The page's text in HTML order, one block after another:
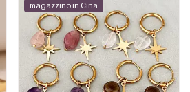
magazzino in Cina